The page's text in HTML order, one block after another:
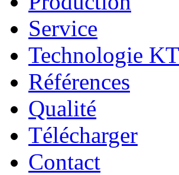
Service
Technologie
Références
Qualité
Télécharger
Contact